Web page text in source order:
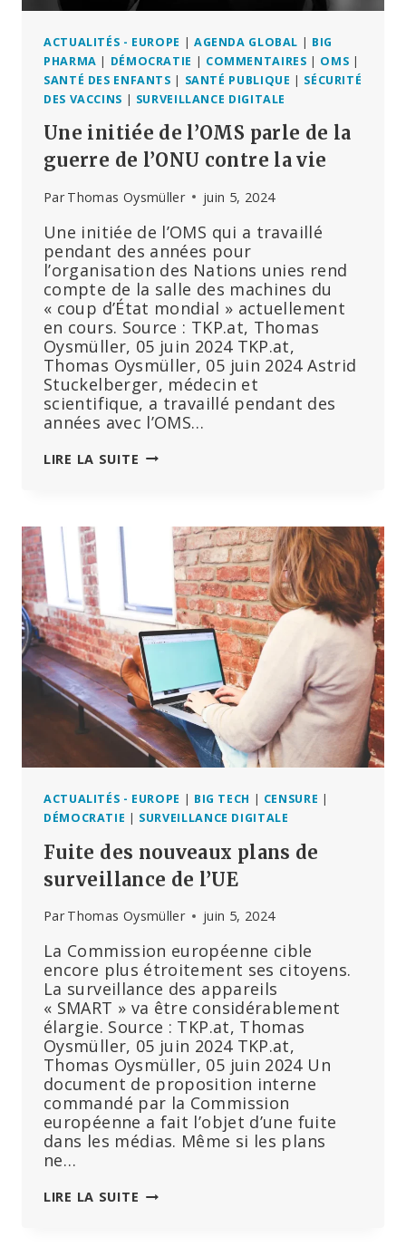
ACTUALITÉS - EUROPE | AGENDA GLOBAL | BIG
PHARMA | DÉMOCRATIE | COMMENTAIRES | OMS |
SANTÉ DES ENFANTS | SANTÉ PUBLIQUE | SÉCURITÉ
DES VACCINS | SURVEILLANCE DIGITALE
Une initiée de l’OMS parle de la
guerre de l’ONU contre la vie
Par Thomas Oysmüller juin 5, 2024
Une initiée de l’OMS qui a travaillé
pendant des années pour
l’organisation des Nations unies rend
compte de la salle des machines du
« coup d’État mondial » actuellement
en cours. Source : TKP.at, Thomas
Oysmüller, 05 juin 2024 TKP.at,
Thomas Oysmüller, 05 juin 2024 Astrid
Stuckelberger, médecin et
scientifique, a travaillé pendant des
années avec l’OMS…
LIRE LA SUITE UNE
PARLE
GUERRE
DE
L’ONU
CONTRE
LA
VIE
ACTUALITÉS - EUROPE | BIG TECH | CENSURE |
DÉMOCRATIE | SURVEILLANCE DIGITALE
Fuite des nouveaux plans de
surveillance de l’UE
Par Thomas Oysmüller juin 5, 2024
La Commission européenne cible
encore plus étroitement ses citoyens.
La surveillance des appareils
« SMART » va être considérablement
élargie. Source : TKP.at, Thomas
Oysmüller, 05 juin 2024 TKP.at,
Thomas Oysmüller, 05 juin 2024 Un
document de proposition interne
commandé par la Commission
européenne a fait l’objet d’une fuite
dans les médias. Même si les plans
ne…
LIRE LA SUITE FUITE